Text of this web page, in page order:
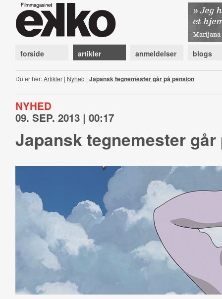
forside artikler anmeldelser blogs
Du er her:Artikler| Nyhed | Japansk tegnemester går på pension
NYHED
09. SEP. 2013 | 00:17
Japansk tegnemester går